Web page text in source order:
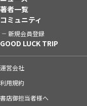
著者一覧
コミュニティ
新規会員登録
GOOD LUCK TRIP
運営会社
利用規約
書店御担当者様へ